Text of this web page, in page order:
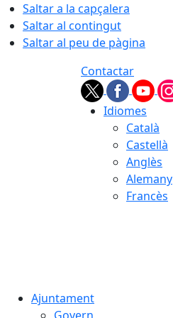
Saltar a la capçalera
Saltar al contingut
Saltar al peu de pàgina
Contactar
Idiomes
Català
Castellà
Anglès
Alemany
Francès
Ajuntament